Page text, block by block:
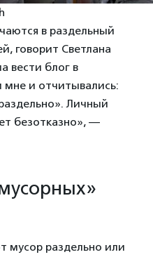
в раздельный
говорит Светлана
вести блог в
мне и отчитывались:
Личный
безотказно», —
мусор раздельно или